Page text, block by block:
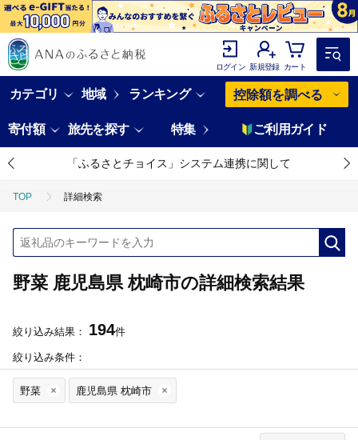
ログイン 新規登録 カート
カテゴリ 地域 ランキング 控除額を調べる
寄付額 旅先を探す 特集 ご利用ガイド
「ふるさとチョイス」システム連携に関して
TOP 詳細検索
野菜 鹿児島県 枕崎市の詳細検索結果
絞り込み結果： 194件
絞り込み条件：
野菜 鹿児島県 枕崎市